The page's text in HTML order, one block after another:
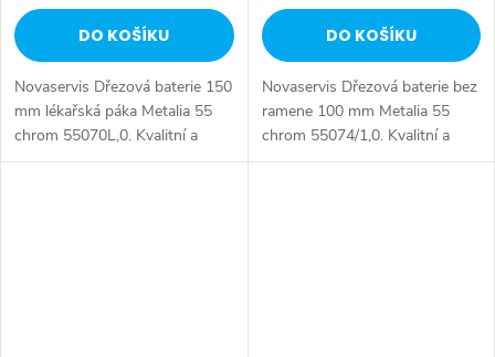
DO KOŠÍKU
Novaservis Dřezová baterie 150
mm lékařská páka Metalia 55
chrom 55070L,0. Kvalitní a
odolná keramická kartuše
DO KOŠÍKU
Novaservis Dřezová baterie bez
ramene 100 mm Metalia 55
chrom 55074/1,0. Kvalitní a
odolná keramická kartuše